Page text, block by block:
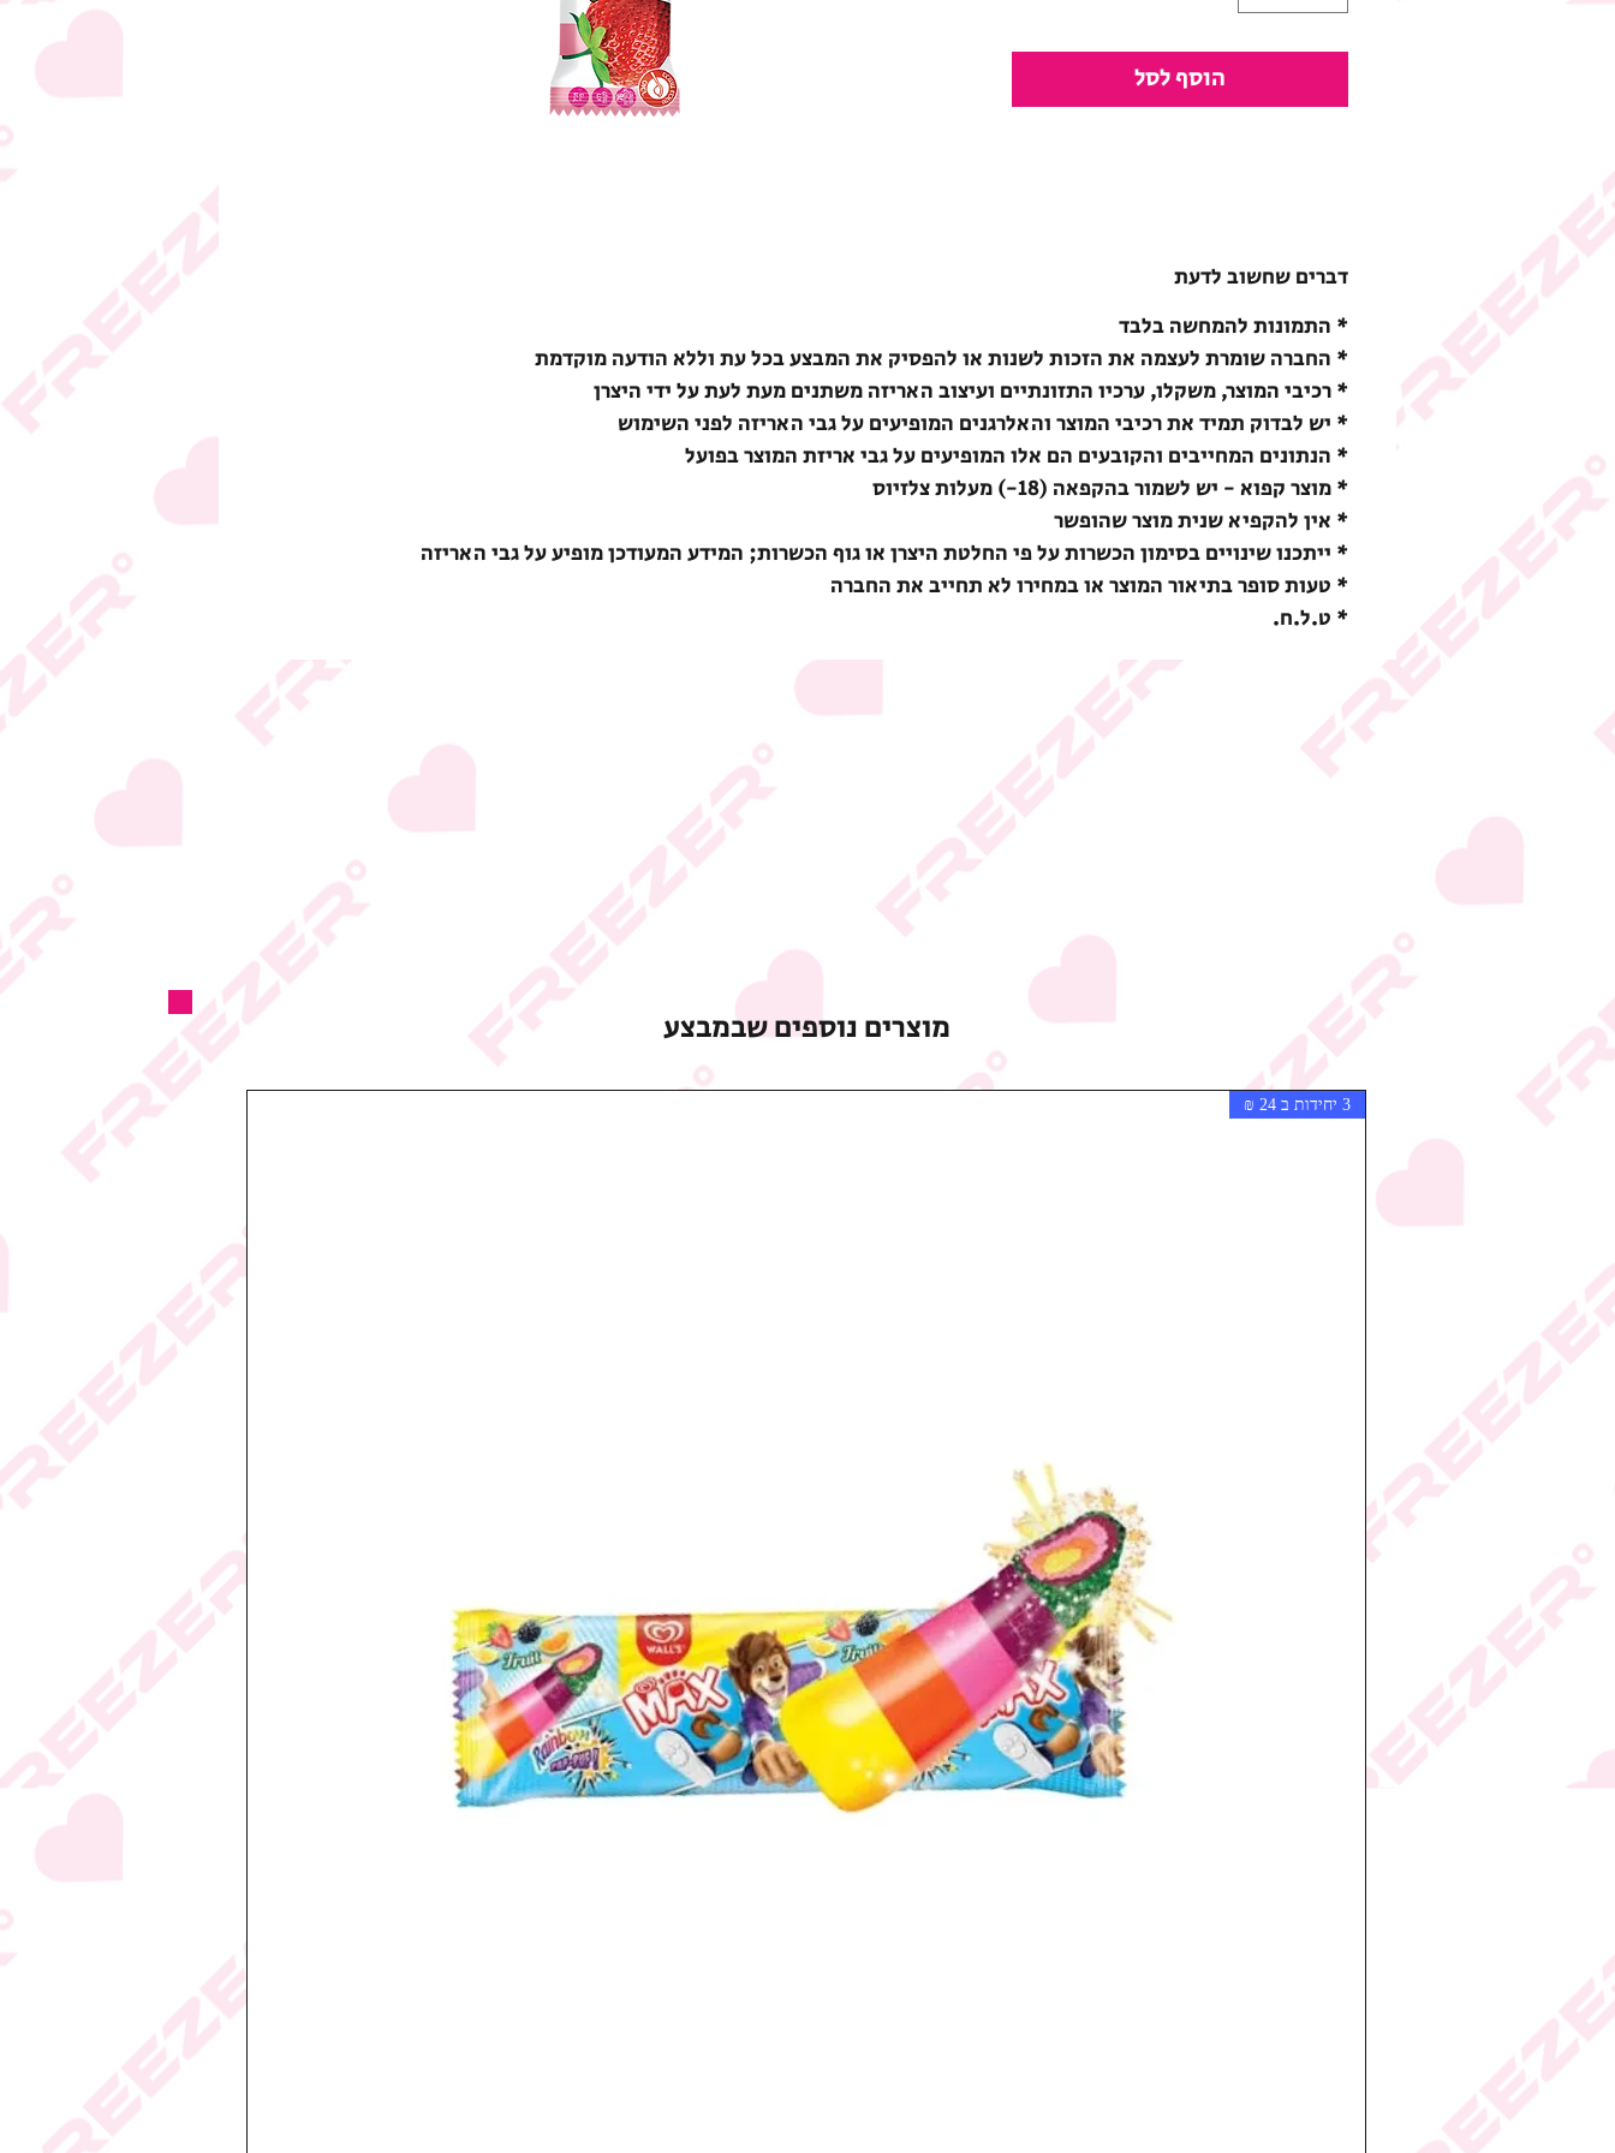
הוסף לסל
דברים שחשוב לדעת
* התמונות להמחשה בלבד
* החברה שומרת לעצמה את הזכות לשנות או להפסיק את המבצע בכל עת וללא הודעה מוקדמת
* רכיבי המוצר, משקלו, ערכיו התזונתיים ועיצוב האריזה משתנים מעת לעת על ידי היצרן
* יש לבדוק תמיד את רכיבי המוצר והאלרגנים המופיעים על גבי האריזה לפני השימוש
* הנתונים המחייבים והקובעים הם אלו המופיעים על גבי אריזת המוצר בפועל
* מוצר קפוא - יש לשמור בהקפאה (18-) מעלות צלזיוס
* אין להקפיא שנית מוצר שהופשר
* ייתכנו שינויים בסימון הכשרות על פי החלטת היצרן או גוף הכשרות; המידע המעודכן מופיע על גבי האריזה
* טעות סופר בתיאור המוצר או במחירו לא תחייב את החברה
* ט.ל.ח.
מוצרים נוספים שבמבצע
3 יחידות ב 24 ₪